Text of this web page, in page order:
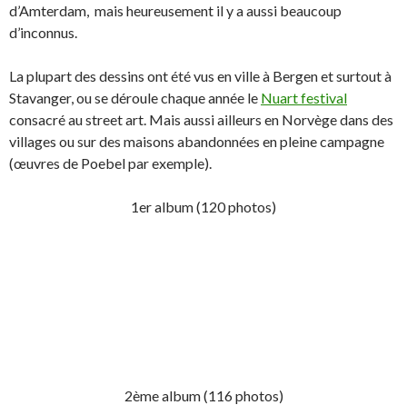
d’Amterdam, mais heureusement il y a aussi beaucoup
d’inconnus.
La plupart des dessins ont été vus en ville à Bergen et surtout à
Stavanger, ou se déroule chaque année le Nuart festival
consacré au street art. Mais aussi ailleurs en Norvège dans des
villages ou sur des maisons abandonnées en pleine campagne
(œuvres de Poebel par exemple).
1er album (120 photos)
2ème album (116 photos)